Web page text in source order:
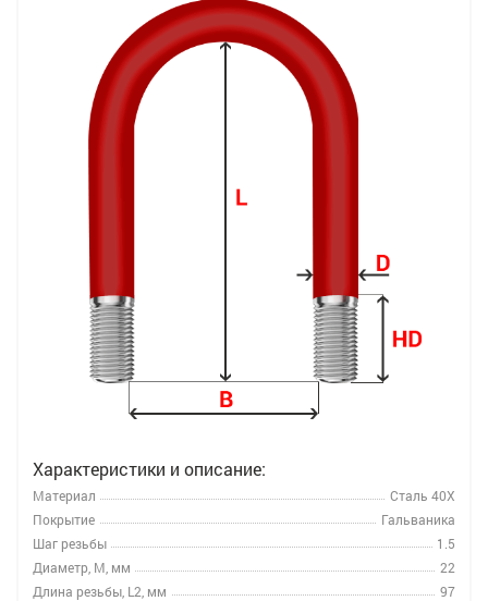
Характеристики и описание:
Материал
Сталь 40Х
Покрытие
Гальваника
Шаг резьбы
1.5
Диаметр, M, мм
22
Длина резьбы, L2, мм
97